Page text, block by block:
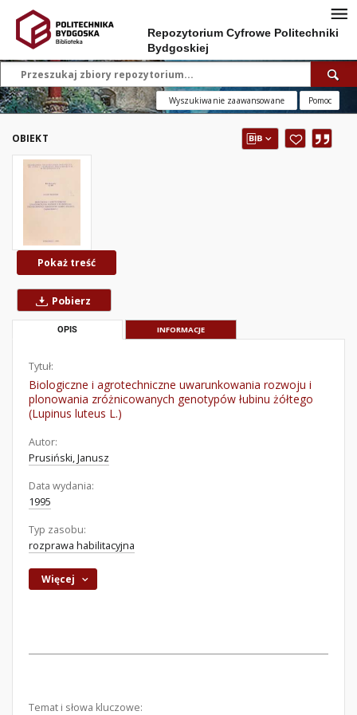
Repozytorium Cyfrowe Politechniki
Bydgoskiej
Wyszukiwanie zaawansowane Pomoc
OBIEKT
Pokaż treść
Pobierz
OPIS INFORMACJE
Tytuł:
Biologiczne i agrotechniczne uwarunkowania rozwoju i
plonowania zróżnicowanych genotypów łubinu żółtego
(Lupinus luteus L.)
Autor:
Prusiński, Janusz
Data wydania:
1995
Typ zasobu:
rozprawa habilitacyjna
Więcej
Temat i słowa kluczowe: